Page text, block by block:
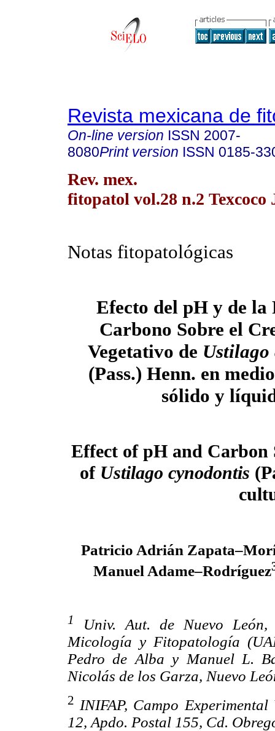
Revista mexicana de
On-line version ISSN 2007-
8080Print version ISSN 0185-
Rev. mex.
fitopatol vol.28 n.2 Texcoco
Notas fitopatológicas
Efecto del pH y de la
Carbono Sobre el
Vegetativo de Ustilago
(Pass.) Henn. en
sólido y
Effect of pH and Carbon
of Ustilago cynodontis
Patricio Adrián
Manuel Adame–Rodríguez
1
Univ. Aut. de Nuevo
Micología y Fitopatología
Pedro de Alba y Manuel L.
Nicolás de los Garza, Nuevo
2 INIFAP, Campo
12, Apdo. Postal 155, Cd.